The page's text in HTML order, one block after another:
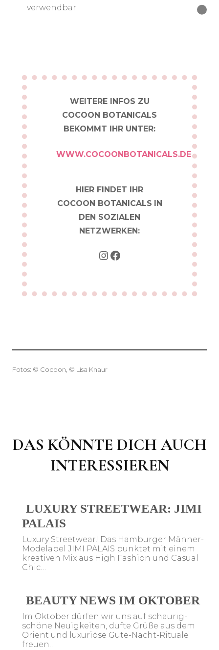
verwendbar.
WEITERE INFOS ZU
COCOON BOTANICALS
BEKOMMT IHR UNTER:
WWW.COCOONBOTANICALS.DE
HIER FINDET IHR
COCOON BOTANICALS IN
DEN SOZIALEN
NETZWERKEN:
INSTAGRAM
FACEBOOK
Fotos: © Cocoon, © Lisa Knaur
DAS KÖNNTE DICH AUCH
INTERESSIEREN
LUXURY STREETWEAR: JIMI
PALAIS
Luxury Streetwear! Das Hamburger Männer-
Modelabel JIMI PALAIS punktet mit einem
kreativen Mix aus High Fashion und Casual
Chic…
BEAUTY NEWS IM OKTOBER
Im Oktober dürfen wir uns auf schaurig-
schöne Neuigkeiten, dufte Grüße aus dem
Orient und luxuriöse Gute-Nacht-Rituale
freuen…